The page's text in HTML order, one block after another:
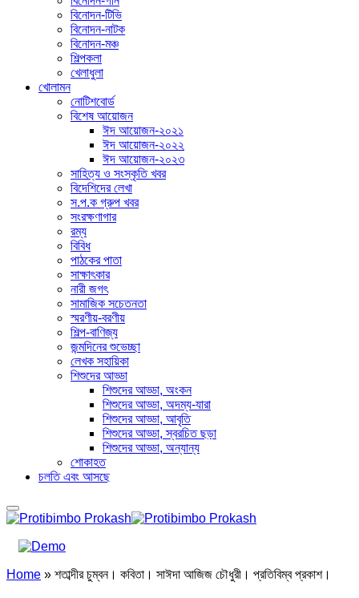
বিনোদন-টিভি
বিনোদন-নাটক
বিনোদন-মঞ্চ
শিল্পকলা
খেলাধুলা
খোলামন
নোটিশবোর্ড
বিশেষ আয়োজন
ঈদ আয়োজন-২০২১
ঈদ আয়োজন-২০২২
ঈদ আয়োজন-২০২৩
সাহিত্য ও সংস্কৃতি খবর
বিদেশিদের লেখা
স.প.ক গ্রুপ খবর
সংরক্ষণাগার
রম্য
বিবিধ
পাঠকের পাতা
সাক্ষাৎকার
নারী জগৎ
সামাজিক সচেতনতা
স্মরণীয়-বরণীয়
শিল্প-বাণিজ্য
জন্মদিনের শুভেচ্ছা
লেখক সহায়িকা
শিশুদের আড্ডা
শিশুদের আড্ডা, অংকন
শিশুদের আড্ডা, অদম্য-যারা
শিশুদের আড্ডা, আবৃতি
শিশুদের আড্ডা, স্বরচিত ছড়া
শিশুদের আড্ডা, অন্যান্য
শোকাহত
চলতি এবং আসছে
Home » শতাব্দীর চুম্বন। কবিতা। সাঈদা আজিজ চৌধুরী। প্রতিবিম্ব প্রকাশ।